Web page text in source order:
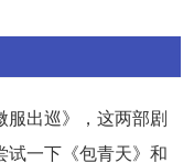
出巡》，这两部剧
试一下《包青天》和